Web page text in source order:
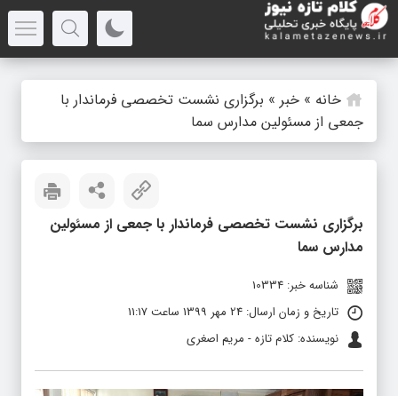
خانه » خبر » برگزاری نشست تخصصی فرماندار با
جمعی از مسئولین مدارس سما
برگزاری نشست تخصصی فرماندار با جمعی از مسئولین
مدارس سما
شناسه خبر: 10334
تاریخ و زمان ارسال: 24 مهر 1399 ساعت 11:17
نویسنده: کلام تازه - مریم اصغری